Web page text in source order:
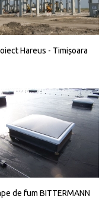
Hareus - Timișoara
de fum BITTERMANN